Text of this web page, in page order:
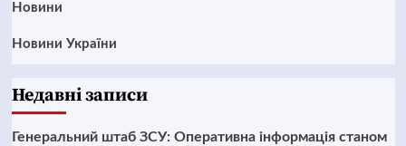
Новини
Новини України
Недавні записи
Генеральний штаб ЗСУ: Оперативна інформація станом